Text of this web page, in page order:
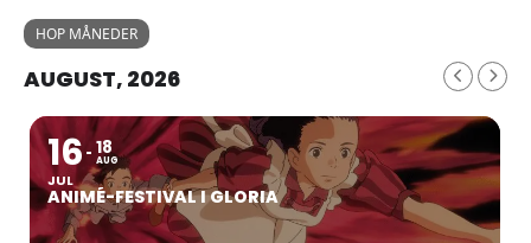
HOP MÅNEDER
AUGUST, 2026
16
JUL
18
AUG
ANIMÉ-FESTIVAL I GLORIA